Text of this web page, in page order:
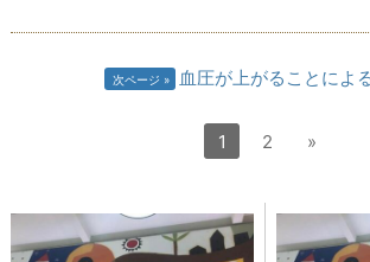
次ページ 血圧が上がることによ
1 2 »